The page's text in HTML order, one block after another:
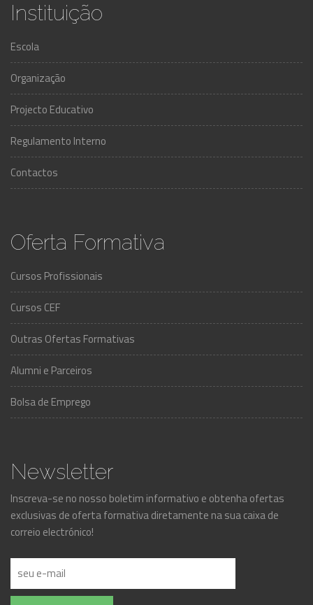
Instituição
Escola
Organização
Projecto Educativo
Regulamento Interno
Contactos
Oferta Formativa
Cursos Profissionais
Cursos CEF
Outras Ofertas Formativas
Alumni e Parceiros
Bolsa de Emprego
Newsletter
Inscreva-se no nosso boletim informativo e obtenha ofertas
exclusivas de oferta formativa diretamente na sua caixa de
correio electrónico!